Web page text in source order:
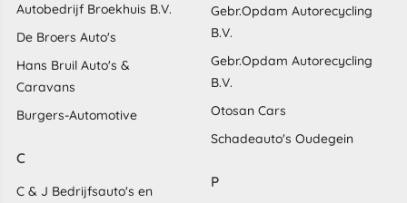
Autobedrijf Broekhuis B.V.
De Broers Auto's
Hans Bruil Auto's &
Caravans
Burgers-Automotive
C
C & J Bedrijfsauto's en
Gebr.Opdam Autorecycling
B.V.
Gebr.Opdam Autorecycling
B.V.
Otosan Cars
Schadeauto's Oudegein
P